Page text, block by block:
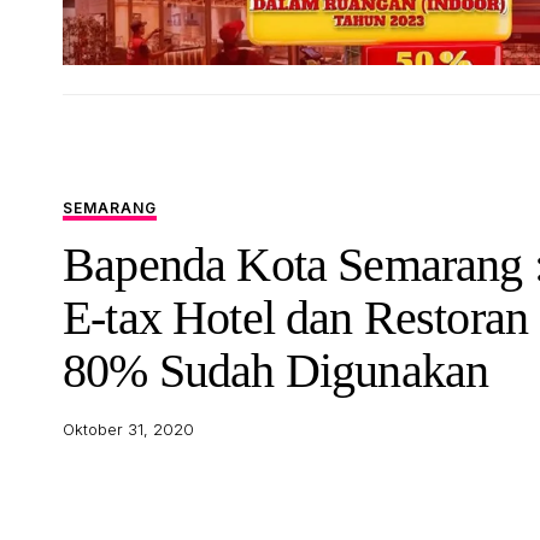
SEMARANG
Bapenda Kota Semarang
E-tax Hotel dan Restoran
80% Sudah Digunakan
Oktober 31, 2020